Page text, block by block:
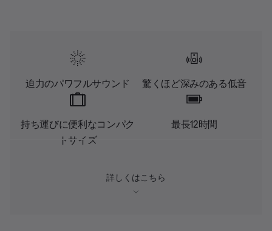
迫力のパワフルサウンド 驚くほど深みのある低音
持ち運びに便利なコンパク
トサイズ
最長12時間
詳しくはこちら